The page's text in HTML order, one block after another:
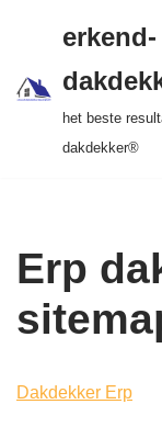
naar
inhoud
tot 20 jrerkend-
het beste
dakdekker®
Erp
Dakdekker Erp